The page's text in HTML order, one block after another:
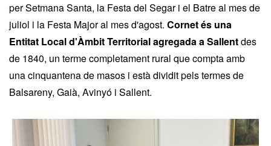
per Setmana Santa, la Festa del Segar i el Batre al mes de
juliol i la Festa Major al mes d'agost. Cornet és una
Entitat Local d'Àmbit Territorial agregada a Sallentdes
de 1840, un terme completament rural que compta amb
una cinquantena de masos i està dividit pels termes de
Balsareny, Gaià, Avinyó i Sallent.